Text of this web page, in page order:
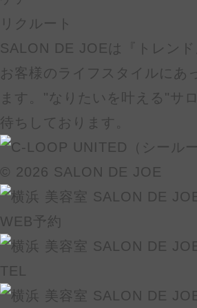
リクルート
SALON DE JOEは『トレン
お客様のライフスタイルにあ
ます。"なりたいを叶える"サ
待ちしております。
© 2026 SALON DE JOE
WEB予約
TEL